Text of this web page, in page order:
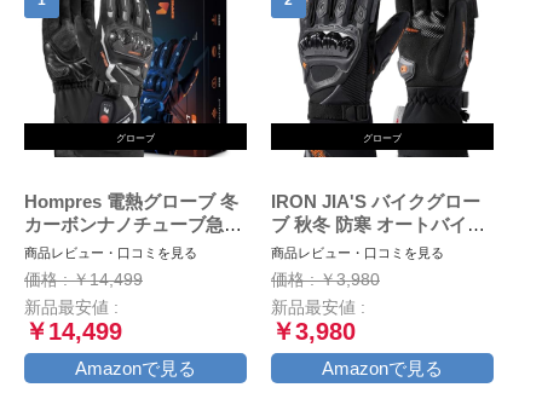
グローブ
Hompres 電熱グローブ 冬
カーボンナノチューブ急速
発熱 バイク グローブ 大容
量バッテリー付 シガーソケ
ット給電 バッテリー残量表
示 4段階温度調節 スマホ対
応 防寒防風 撥水加工 通勤
通学 作業 男女兼用L
商品レビュー・口コミを見る
価格 : ￥14,499
新品最安値 :
￥14,499
Amazonで見る
グローブ
IRON JIA'S バイクグロー
ブ 秋冬 防寒 オートバイ手
袋 冬用 スマホ対応 防水 防
風 保護手袋 裏起毛 滑り止
め ブラック M
商品レビュー・口コミを見る
価格 : ￥3,980
新品最安値 :
￥3,980
Amazonで見る